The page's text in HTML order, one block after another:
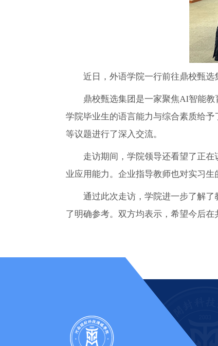
近日，外语学院一行前往鼎校甄选
鼎校甄选集团是一家聚焦AI智能教
学院毕业生的语言能力与综合素质给
等议题进行了深入交流。
走访期间，学院领导还看望了正在
业应用能力。企业指导教师也对实习
通过此次走访，学院进一步了解了
了明确参考。双方均表示，希望今后